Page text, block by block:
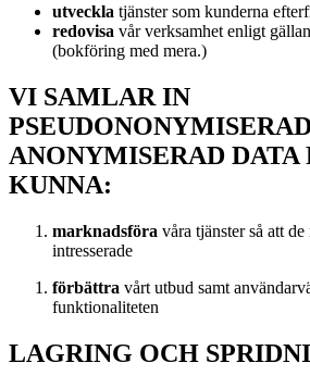
utveckla tjänster som kunderna
redovisa vår verksamhet enligt
(bokföring med mera.)
VI SAMLAR IN
ANONYMISERAD DATA
KUNNA:
marknadsföra våra tjänster så att
intresserade
förbättra vårt utbud samt
funktionaliteten
LAGRING OCH